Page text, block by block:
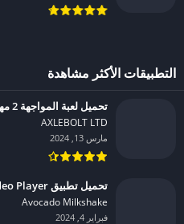
التطبيقات الأكثر مشاهدة
تحميل لعبة المواجهة 2 مهكرة للاندرويد 2024
AXLEBOLT LTD‏
مارس 13, 2024
تحميل تطبيق Provid Video Player مهكر للاندرويد 2024
Avocado Milkshake‏
فبراير 4, 2024